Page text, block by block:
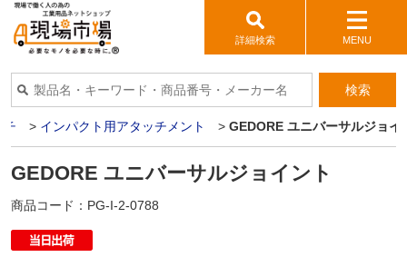
詳細検索 MENU
検索
チ > インパクト用アタッチメント > GEDORE ユニバーサルジョイ
GEDORE ユニバーサルジョイント
商品コード： PG-I-2-0788